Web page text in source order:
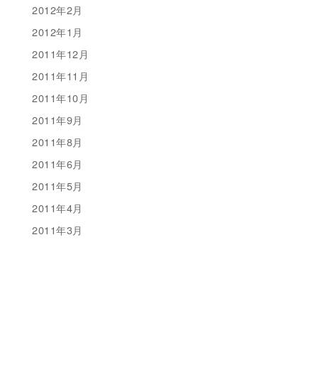
2012年2月
2012年1月
2011年12月
2011年11月
2011年10月
2011年9月
2011年8月
2011年6月
2011年5月
2011年4月
2011年3月